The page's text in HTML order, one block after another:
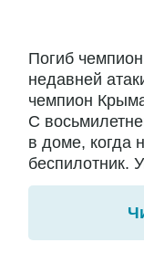
Погиб
недавней
чемпион
С
в доме, когда
беспилотник.